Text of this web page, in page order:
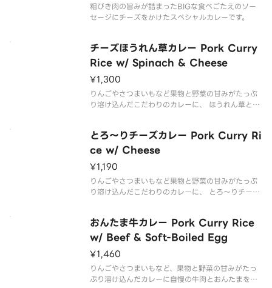
粗びき肉の旨みが詰まったBIGな食べごたえのソー
セージにチーズをかけたスペシャルカレーです。
チーズほうれん草カレー Pork Curry
Rice w/ Spinach & Cheese
¥1,300
りんごやさつまいもなど果物と野菜の甘みがたっぷ
り溶け込んだこだわりのカレーに、 ほうれん草と、
とろ～りチーズカレー Pork Curry Ri
ce w/ Cheese
¥1,190
りんごやさつまいもなど果物と野菜の甘みがたっぷ
り溶け込んだこだわりのカレーに、 とろ〜りチーズ
おんたま牛カレー Pork Curry Rice
w/ Beef & Soft-Boiled Egg
¥1,460
りんごやさつまいもなど、果物と野菜の甘みがたっ
ぷり溶け込んだカレーに自慢の牛肉とおんたまをト